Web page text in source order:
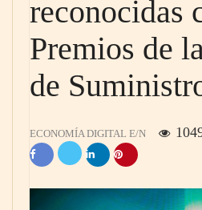
reconocidas
Premios de
de
ECONOMÍA DIGITAL E/N